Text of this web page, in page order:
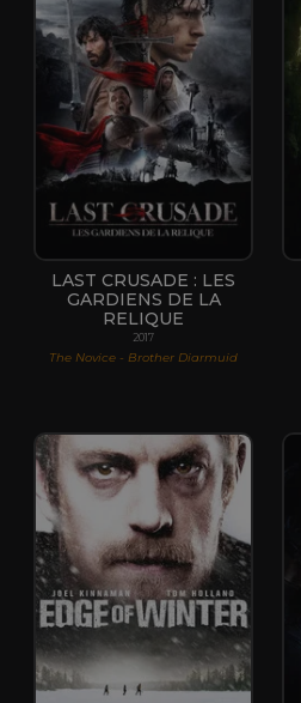
LAST CRUSADE : LES
GARDIENS DE LA
RELIQUE
2017
The Novice - Brother Diarmuid